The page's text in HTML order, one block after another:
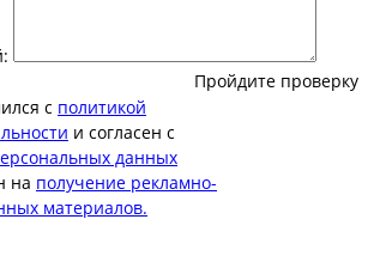
Пройдите проверку
с политикой
и согласен с
данных
на получение рекламно-
материалов.